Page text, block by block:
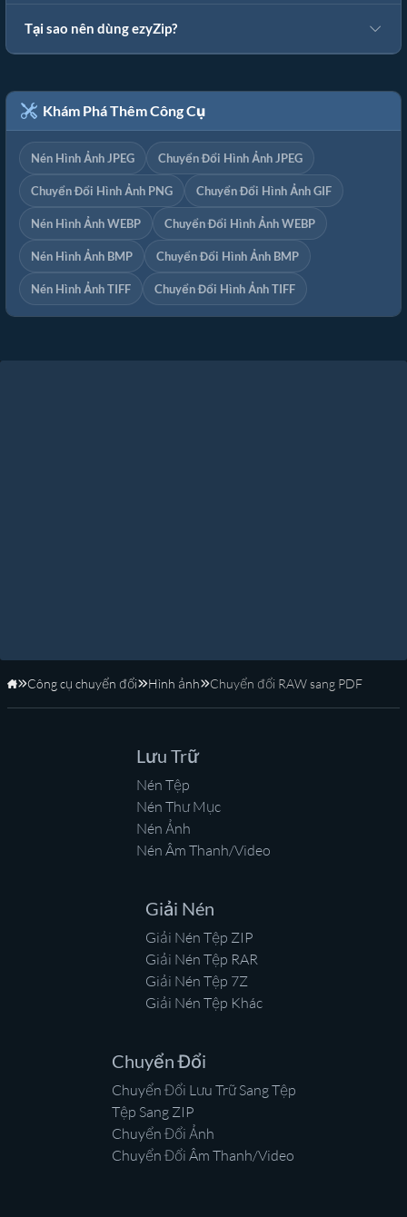
Tại sao nên dùng ezyZip?
Khám Phá Thêm Công Cụ
Nén Hình Ảnh JPEG Chuyển Đổi Hình Ảnh JPEG
Chuyển Đổi Hình Ảnh PNG Chuyển Đổi Hình Ảnh GIF
Nén Hình Ảnh WEBP Chuyển Đổi Hình Ảnh WEBP
Nén Hình Ảnh BMP Chuyển Đổi Hình Ảnh BMP
Nén Hình Ảnh TIFF Chuyển Đổi Hình Ảnh TIFF
Trang Chủ
Công cụ chuyển đổi Hình ảnh Chuyển đổi RAW sang PDF
Lưu Trữ
Nén Tệp
Nén Thư Mục
Nén Ảnh
Nén Âm Thanh/Video
Giải Nén
Giải Nén Tệp ZIP
Giải Nén Tệp RAR
Giải Nén Tệp 7Z
Giải Nén Tệp Khác
Chuyển Đổi
Chuyển Đổi Lưu Trữ Sang Tệp
Tệp Sang ZIP
Chuyển Đổi Ảnh
Chuyển Đổi Âm Thanh/Video